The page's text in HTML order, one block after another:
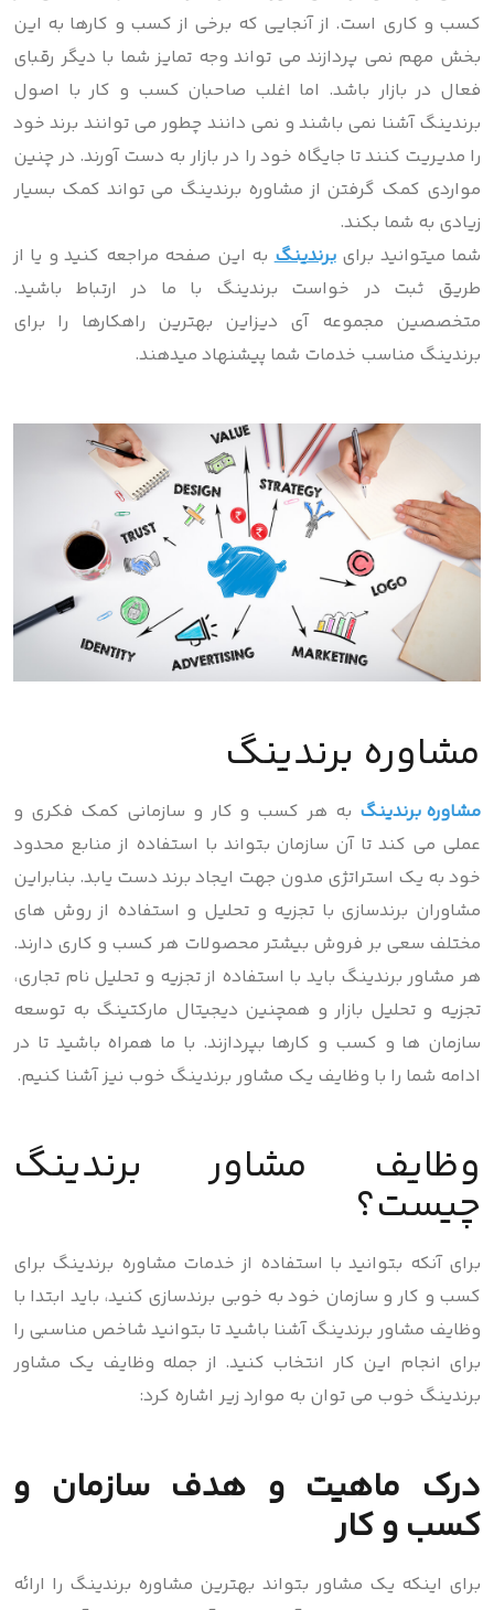
کسب و کاری است. از آنجایی که برخی از کسب و کارها به این
بخش مهم نمی ‌پردازند می تواند وجه تمایز شما با دیگر رقبای
فعال در بازار باشد. اما اغلب صاحبان کسب و کار با اصول
برندینگ آشنا نمی باشند و نمی دانند چطور می توانند برند خود
را مدیریت کنند تا جایگاه خود را در بازار به دست آورند. در چنین
مواردی کمک گرفتن از مشاوره برندینگ می ‌تواند کمک بسیار
زیادی به شما بکند.
شما میتوانید برایبرندینگبه این صفحه مراجعه کنید و یا از
طریق ثبت در خواست برندینگ با ما در ارتباط باشید.
متخصصین مجموعه آی دیزاین بهترین راهکارها را برای
برندینگ مناسب خدمات شما پیشنهاد میدهند.
مشاوره برندینگ
مشاوره برندینگ به هر کسب و کار و سازمانی کمک فکری و
عملی می کند تا آن سازمان بتواند با استفاده از منابع محدود
خود به یک استراتژی مدون جهت ایجاد برند دست یابد. بنابراین
مشاوران برندسازی با تجزیه و تحلیل و استفاده از روش های
مختلف سعی بر فروش بیشتر محصولات هر کسب و کاری دارند.
هر مشاور برندینگ باید با استفاده از تجزیه و تحلیل نام تجاری،
تجزیه و تحلیل بازار و همچنین دیجیتال مارکتینگ به توسعه
سازمان ها و کسب و کارها بپردازند. با ما همراه باشید تا در
ادامه شما را با وظایف یک مشاور برندینگ خوب نیز آشنا کنیم.
وظایف مشاور برندینگ
چیست؟
برای آنکه بتوانید با استفاده از خدمات مشاوره برندینگ برای
کسب و کار و سازمان خود به خوبی برندسازی کنید، باید ابتدا با
وظایف مشاور برندینگ آشنا باشید تا بتوانید شاخص مناسبی را
برای انجام این کار انتخاب کنید. از جمله وظایف یک مشاور
برندینگ خوب می توان به موارد زیر اشاره کرد:
درک ماهیت و هدف سازمان و
کسب و کار
برای اینکه یک مشاور بتواند بهترین مشاوره برندینگ را ارائه